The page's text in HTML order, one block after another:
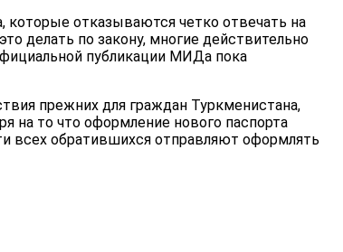
которые отказываются четко отвечать на
делать по закону, многие действительно
публикации МИДа пока
прежних для граждан Туркменистана,
на то что оформление нового паспорта
всех обратившихся отправляют оформлять